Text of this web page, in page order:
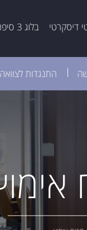
דיסקרטי בלוג 3 סיפורים
התנגדות לצוואה